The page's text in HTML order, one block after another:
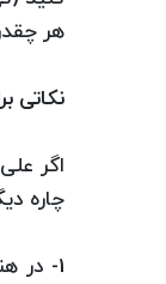
هر
نکاتی
اگر
چاره
1- در